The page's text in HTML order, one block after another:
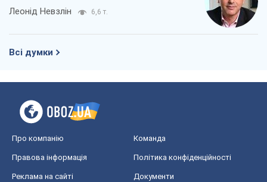
Леонід Невзлін 6,6 т.
Всі думки
Про компанію Команда
Правова інформація Політика конфіденційності
Реклама на сайті Документи